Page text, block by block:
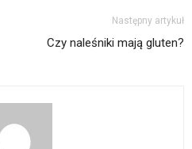
Następny artykuł
Czy naleśniki mają gluten?